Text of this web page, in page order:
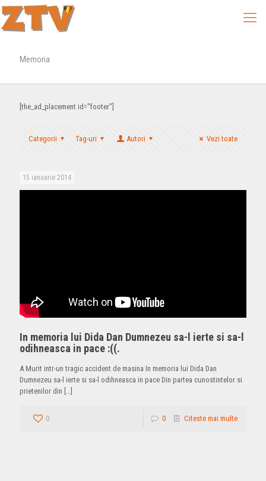
Memoria
[the_ad_placement id="footer"]
Categorii Tag-uri Autori Vezi toate
15 ianuarie 2014
In memoria lui Dida Dan Dumnezeu sa-l ierte si sa-l
odihneasca in pace :((.
A Murit intr-un tragic accident de masina In memoria lui Dida Dan
Dumnezeu sa-l ierte si sa-l odihneasca in pace Din partea cunostintelor si
prietenilor din
0 0 Citeste mai multe